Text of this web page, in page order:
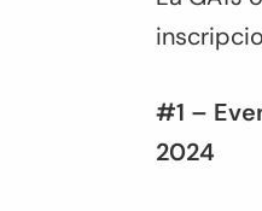
#1 –
2024